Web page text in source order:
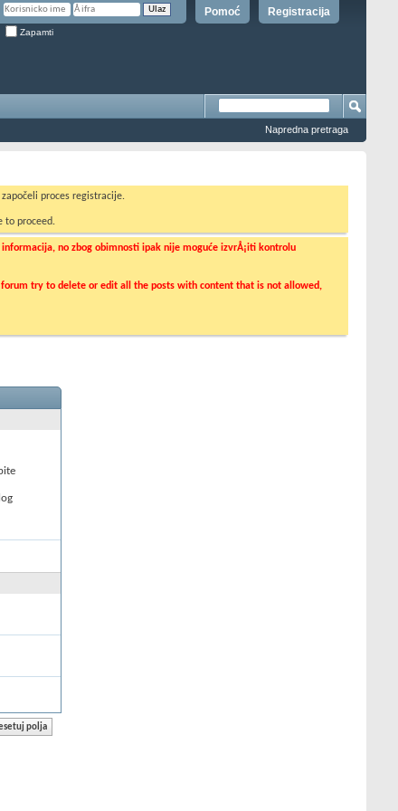
Registracija
Pomoć
Zapamti
Napredna pretraga
proces registracije.
to proceed.
no zbog obimnosti ipak nije moguće izvrÅ¡iti kontrolu
try to delete or edit all the posts with content that is not allowed,